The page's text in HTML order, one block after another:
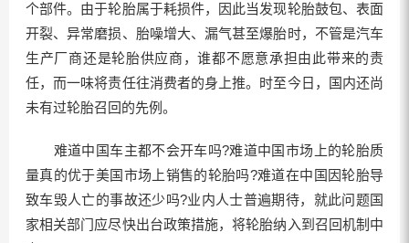
个部件。由于轮胎属于耗损件，因此当发现轮胎鼓包、表面
开裂、异常磨损、胎噪增大、漏气甚至爆胎时，不管是汽车
生产厂商还是轮胎供应商，谁都不愿意承担由此带来的责
任，而一味将责任往消费者的身上推。时至今日，国内还尚
未有过轮胎召回的先例。
难道中国车主都不会开车吗?难道中国市场上的轮胎质
量真的优于美国市场上销售的轮胎吗?难道在中国因轮胎导
致车毁人亡的事故还少吗?业内人士普遍期待，就此问题国
家相关部门应尽快出台政策措施，将轮胎纳入到召回机制中